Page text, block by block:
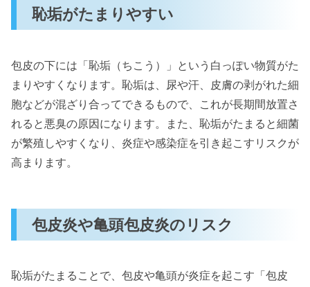
恥垢がたまりやすい
包皮の下には「恥垢（ちこう）」という白っぽい物質がた
まりやすくなります。恥垢は、尿や汗、皮膚の剥がれた細
胞などが混ざり合ってできるもので、これが長期間放置さ
れると悪臭の原因になります。また、恥垢がたまると細菌
が繁殖しやすくなり、炎症や感染症を引き起こすリスクが
高まります。
包皮炎や亀頭包皮炎のリスク
恥垢がたまることで、包皮や亀頭が炎症を起こす「包皮